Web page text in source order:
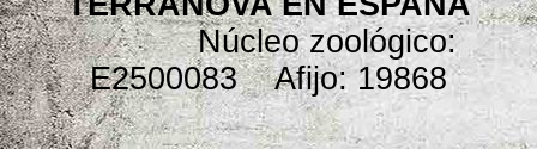
Núcleo zoológico:
E2500083 Afijo: 19868